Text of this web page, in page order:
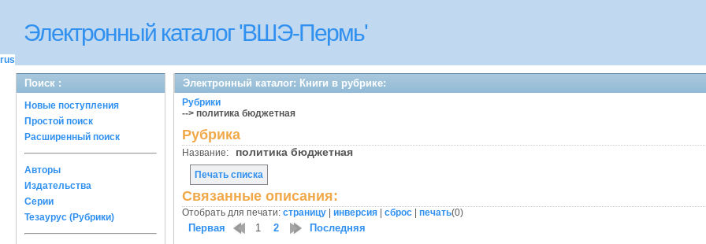
Электронный каталог 'ВШЭ-Пермь'
rus
Поиск :
Новые поступления
Простой поиск
Расширенный поиск
Авторы
Издательства
Серии
Тезаурус (Рубрики)
Электронный каталог: Книги в рубрике:
Рубрики
--> политика бюджетная
Рубрика
Название: политика бюджетная
Печать списка
Связанные описания:
Отобрать для печати: страницу инверсия сброс печать(0)
Первая 1 2 Последняя